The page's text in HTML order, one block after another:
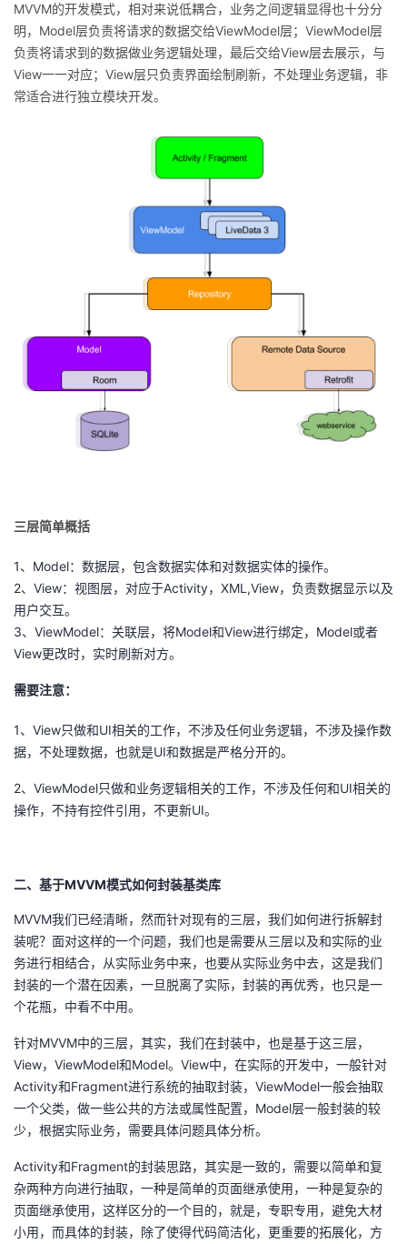
动
关
注
的
开
课
的
我
验
收
藏
我
的
我
技
的
MVVM的开发模式，相对来说低耦合，业务之间逻辑显得也十分分
明，Model层负责将请求的数据交给ViewModel层；ViewModel层
负责将请求到的数据做业务逻辑处理，最后交给View层去展示，与
View一一对应；View层只负责界面绘制刷新，不处理业务逻辑，非
常适合进行独立模块开发。
三层简单概括
1、Model：数据层，包含数据实体和对数据实体的操作。
2、View：视图层，对应于Activity，XML,View，负责数据显示以及
用户交互。
3、ViewModel：关联层，将Model和View进行绑定，Model或者
View更改时，实时刷新对方。
需要注意：
1、View只做和UI相关的工作，不涉及任何业务逻辑，不涉及操作数
据，不处理数据，也就是UI和数据是严格分开的。
2、ViewModel只做和业务逻辑相关的工作，不涉及任何和UI相关的
操作，不持有控件引用，不更新UI。
二、基于MVVM模式如何封装基类库
MVVM我们已经清晰，然而针对现有的三层，我们如何进行拆解封
装呢？面对这样的一个问题，我们也是需要从三层以及和实际的业
务进行相结合，从实际业务中来，也要从实际业务中去，这是我们
封装的一个潜在因素，一旦脱离了实际，封装的再优秀，也只是一
个花瓶，中看不中用。
针对MVVM中的三层，其实，我们在封装中，也是基于这三层，
View，ViewModel和Model。View中，在实际的开发中，一般针对
Activity和Fragment进行系统的抽取封装，ViewModel一般会抽取
一个父类，做一些公共的方法或属性配置，Model层一般封装的较
少，根据实际业务，需要具体问题具体分析。
Activity和Fragment的封装思路，其实是一致的，需要以简单和复
杂两种方向进行抽取，一种是简单的页面继承使用，一种是复杂的
页面继承使用，这样区分的一个目的，就是，专职专用，避免大材
小用，而具体的封装，除了使得代码简洁化，更重要的拓展化，方